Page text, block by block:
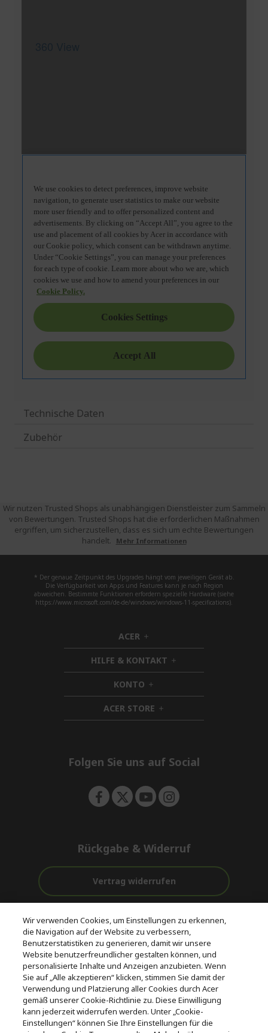
Technische Daten
Zubehör
Wir nutzen Trusted Shops als unabhängigen Dienstleister zum Sammeln
von Bewertungen. Trusted Shops hat die erforderlichen Maßnahmen
ergriffen, um sicherzustellen, dass es sich um echte Bewertungen
handelt.
Mehr Informationen
* Der genaue Zeitpunkt des Upgrades hängt vom jeweiligen Gerät ab.
Die Verfügbarkeit von Apps und Features kann je nach Region
abweichen. Bestimmte Funktionen erfordern spezielle Hardware (siehe
https://www.microsoft.com/de-de/windows/windows-11-specifications).
ACER h
i
d
d
e
n
HILFE & KONTAKT h
i
d
n
KONTO h
i
d
d
ACER STORE h
i
e
Folgen Sie uns auf Social
Rückgabe & Widerruf
Vertrag widerrufen
Kostenloser
Versand
vor und nach
dem Kauf
Zahlung
© 2026 Acer Inc.
CPYou BV ist der autorisierte Wiederverkäufer und Händler der
Produkte und Dienstleistungen, die in diesem Shop angeboten
werden.
Wir verwenden Cookies, um Einstellungen zu erkennen,
die Navigation auf der Website zu verbessern,
Benutzerstatistiken zu generieren, damit wir unsere
Website benutzerfreundlicher gestalten können, und
personalisierte Inhalte und Anzeigen anzubieten. Wenn
Sie auf „Alle akzeptieren“ klicken, stimmen Sie damit der
Verwendung und Platzierung aller Cookies durch Acer
gemäß unserer Cookie-Richtlinie zu. Diese Einwilligung
kann jederzeit widerrufen werden. Unter „Cookie-
Einstellungen“ können Sie Ihre Einstellungen für die